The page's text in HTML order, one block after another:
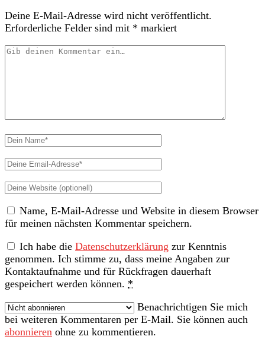
Deine E-Mail-Adresse wird nicht veröffentlicht.
Erforderliche Felder sind mit * markiert
Dein
Dein
Deine
Adresse
Deine
(nicht
erforderlich)
Name, E-Mail-Adresse und Website in diesem Browser
für meinen nächsten Kommentar speichern.
Ich habe die Datenschutzerklärung zur Kenntnis
genommen. Ich stimme zu, dass meine Angaben zur
Kontaktaufnahme und für Rückfragen dauerhaft
gespeichert werden können. *
Benachrichtigen Sie mich
bei weiteren Kommentaren per E-Mail. Sie können auch
abonnieren ohne zu kommentieren.